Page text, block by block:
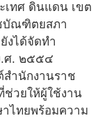
เทศ ดินแดน เขต
บัณฑิตยสภา
งได้จัดทำ
ศ. ๒๕๕๔
สำนักงานราช
วยให้ผู้ใช้งาน
ไทยพร้อมความ